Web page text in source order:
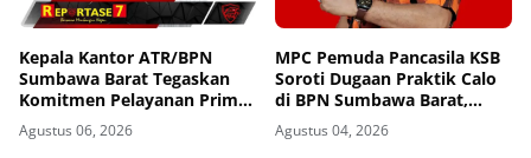
Kepala Kantor ATR/BPN
Sumbawa Barat Tegaskan
Komitmen Pelayanan Prima
dan Buka Pintu Pengaduan
Masyarakat
Agustus 06, 2026
MPC Pemuda Pancasila KSB
Soroti Dugaan Praktik Calo
di BPN Sumbawa Barat,
Desak Evaluasi Total dan
Turun Tangan Aparat
Agustus 04, 2026